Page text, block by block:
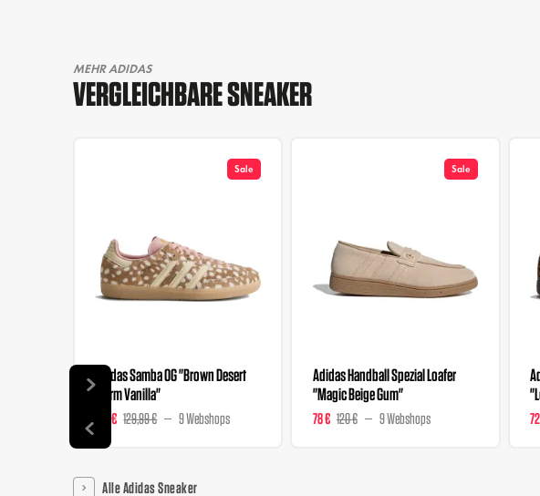
MEHR ADIDAS
VERGLEICHBARE SNEAKER
Sale
Adidas Samba OG "Brown Desert
Warm Vanilla"
129 € 129,99 € 9 Webshops
Sale
Adidas Handball Spezial Loafer
"Magic Beige Gum"
78 € 120 € 9 Webshops
Alle Adidas Sneaker